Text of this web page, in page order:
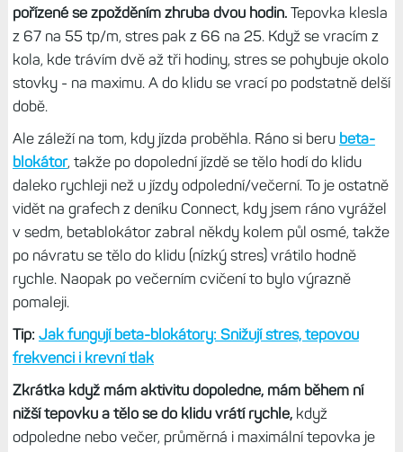
pořízené se zpožděním zhruba dvou hodin.Tepovka klesla
z 67 na 55 tp/m, stres pak z 66 na 25. Když se vracím z
kola, kde trávím dvě až tři hodiny, stres se pohybuje okolo
stovky - na maximu. A do klidu se vrací po podstatně delší
době.
Ale záleží na tom, kdy jízda proběhla. Ráno si beru beta-
blokátor, takže po dopolední jízdě se tělo hodí do klidu
daleko rychleji než u jízdy odpolední/večerní. To je ostatně
vidět na grafech z deníku Connect, kdy jsem ráno vyrážel
v sedm, betablokátor zabral někdy kolem půl osmé, takže
po návratu se tělo do klidu (nízký stres) vrátilo hodně
rychle. Naopak po večerním cvičení to bylo výrazně
pomaleji.
Tip: Jak fungují beta-blokátory: Snižují stres, tepovou
frekvenci i krevní tlak
Zkrátka když mám aktivitu dopoledne, mám během ní
nižší tepovku a tělo se do klidu vrátí rychle,když
odpoledne nebo večer, průměrná i maximální tepovka je